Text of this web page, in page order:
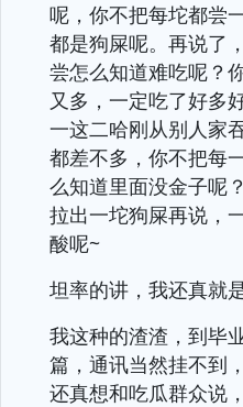
呢，你不把每坨都尝
都是狗屎呢。再说了
尝怎么知道难吃呢？
又多，一定吃了好多
一这二哈刚从别人家
都差不多，你不把每
么知道里面没金子呢
拉出一坨狗屎再说，
酸呢~
坦率的讲，我还真就
我这种的渣渣，到毕
篇，通讯当然挂不到
还真想和吃瓜群众说